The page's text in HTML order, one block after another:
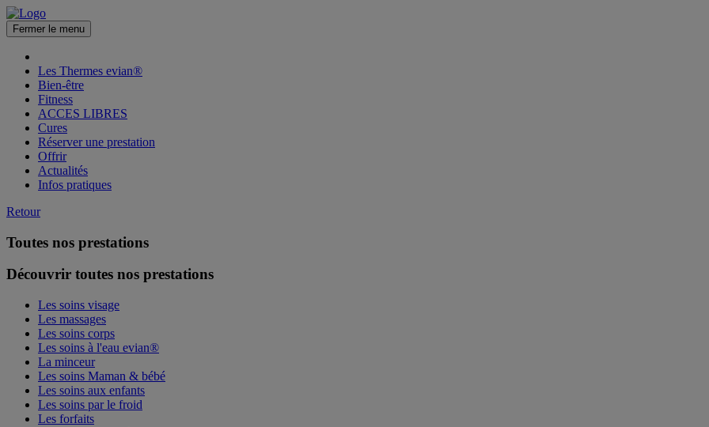
Fermer le menu
Les Thermes evian®
Bien-être
Fitness
ACCES LIBRES
Cures
Réserver une prestation
Offrir
Actualités
Infos pratiques
Retour
Toutes nos prestations
Découvrir toutes nos prestations
Les soins visage
Les massages
Les soins corps
Les soins à l'eau evian®
La minceur
Les soins Maman & bébé
Les soins aux enfants
Les soins par le froid
Les forfaits